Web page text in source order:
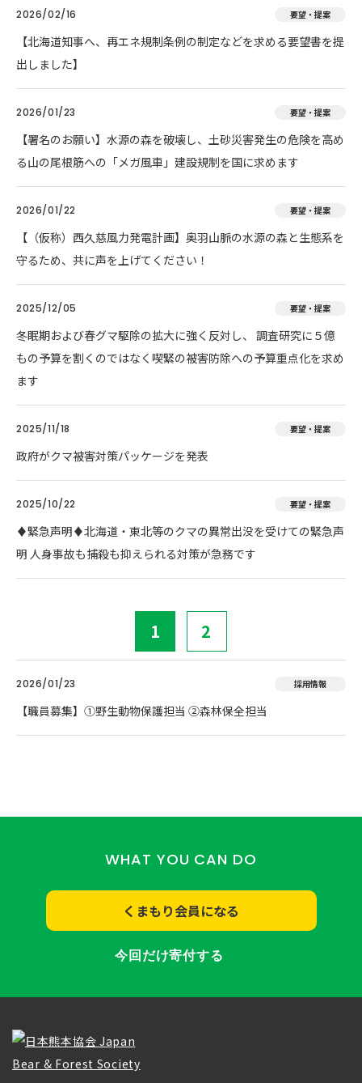
2026/02/16 要望・提案
【北海道知事へ、再エネ規制条例の制定などを求める要望書を提
出しました】
2026/01/23 要望・提案
【署名のお願い】水源の森を破壊し、土砂災害発生の危険を高め
る山の尾根筋への「メガ風車」建設規制を国に求めます
2026/01/22 要望・提案
【（仮称）西久慈風力発電計画】奥羽山脈の水源の森と生態系を
守るため、共に声を上げてください！
2025/12/05 要望・提案
冬眠期および春グマ駆除の拡大に強く反対し、 調査研究に５億
もの予算を割くのではなく喫緊の被害防除への予算重点化を求め
ます
2025/11/18 要望・提案
政府がクマ被害対策パッケージを発表
2025/10/22 要望・提案
♦️緊急声明♦️北海道・東北等のクマの異常出没を受けての緊急声
明 人身事故も捕殺も抑えられる対策が急務です
1 2
2026/01/23 採用情報
【職員募集】①野生動物保護担当 ②森林保全担当
WHAT YOU CAN DO
くまもり会員になる
今回だけ寄付する